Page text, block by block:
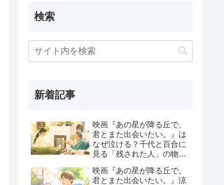
検索
新着記事
映画『あの星が降る丘で、
君とまた出会いたい。』は
なぜ泣ける？千代と百合に
見る「残された人」の物語
映画『あの星が降る丘で、
君とまた出会いたい。』涼